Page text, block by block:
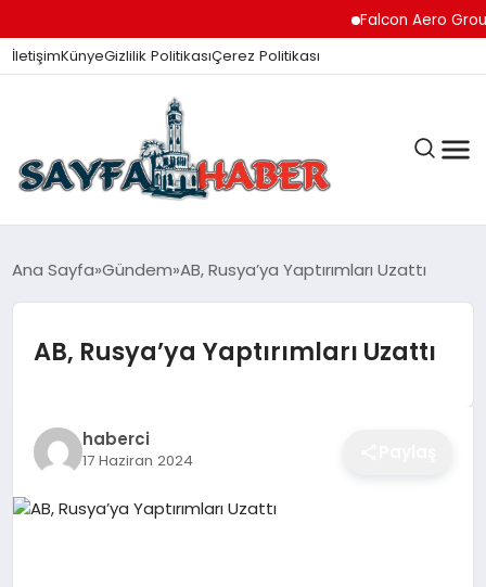
Falcon Aero Group,
İletişimKünyeGizlilik PolitikasıÇerez Politikası
ANA SAYFA
GÜNDEM
İZMIR HABERLERI
EĞITIM
Ana Sayfa Gündem AB, Rusya’ya Yaptırımları Uzattı
AB, Rusya’ya Yaptırımları Uzattı
haberci
17 Haziran 2024